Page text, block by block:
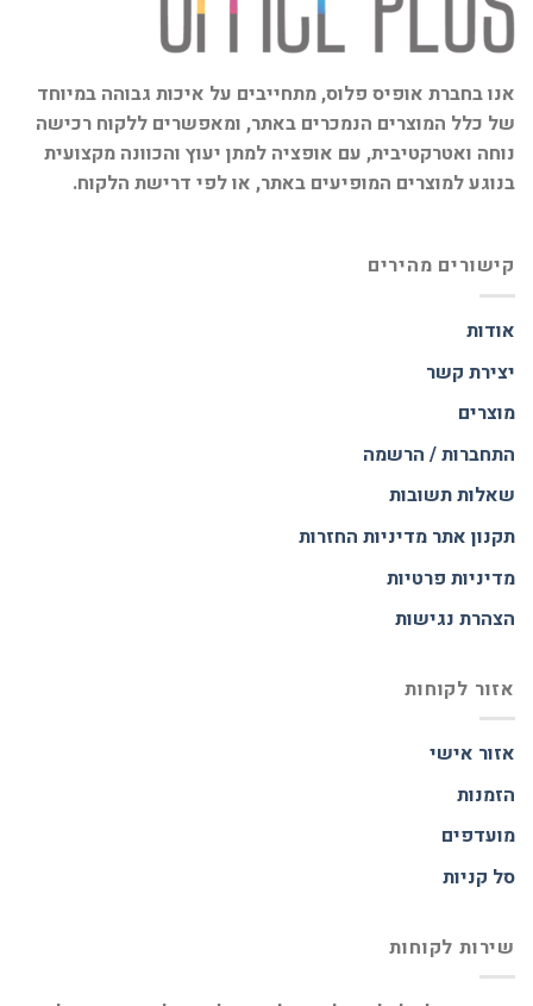
אנו בחברת אופיס פלוס, מתחייבים על איכות גבוהה במיוחד
של כלל המוצרים הנמכרים באתר, ומאפשרים ללקוח רכישה
נוחה ואטרקטיבית, עם אופציה למתן יעוץ והכוונה מקצועית
בנוגע למוצרים המופיעים באתר, או לפי דרישת הלקוח.
קישורים מהירים
אודות
יצירת קשר
מוצרים
התחברות / הרשמה
שאלות תשובות
תקנון אתרמדיניות החזרות
מדיניות פרטיות
הצהרת נגישות
אזור לקוחות
אזור אישי
הזמנות
מועדפים
סל קניות
שירות לקוחות